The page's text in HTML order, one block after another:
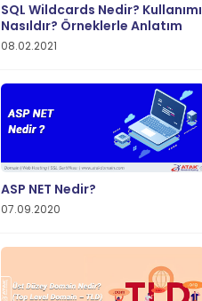
SQL Wildcards Nedir? Kullanımı
Nasıldır? Örneklerle Anlatım
08.02.2021
ASP NET Nedir?
07.09.2020